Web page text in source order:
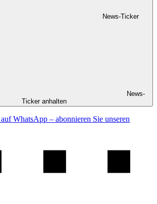
News-Ticker
News-
Ticker anhalten
WhatsApp – abonnieren Sie unseren